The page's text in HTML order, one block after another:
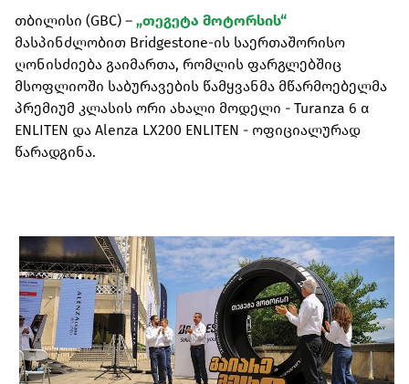
თბილისი (GBC) – „თეგეტა მოტორსის“
მასპინძლობით Bridgestone-ის საერთაშორისო
ღონისძიება გაიმართა, რომლის ფარგლებშიც
მსოფლიოში საბურავების წამყვანმა მწარმოებელმა
პრემიუმ კლასის ორი ახალი მოდელი - Turanza 6 α
ENLITEN და Alenza LX200 ENLITEN - ოფიციალურად
წარადგინა.